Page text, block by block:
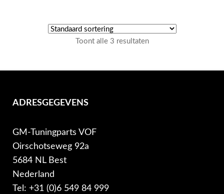
Toont alle 3 resultaten
ADRESGEGEVENS
GM-Tuningparts VOF
Oirschotseweg 92a
5684 NL Best
Nederland
Tel: +31 (0)6 549 84 999